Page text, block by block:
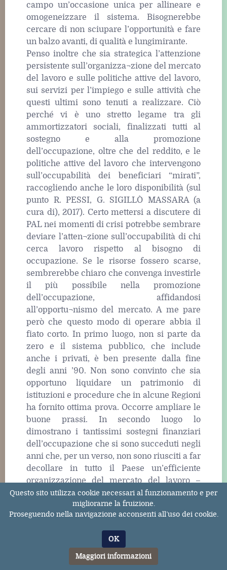
campo un’occasione unica per allineare e
omogeneizzare il sistema. Bisognerebbe
cercare di non sciupare l’opportunità e fare
un balzo avanti, di qualità e lungimirante.
Penso inoltre che sia strategica l’attenzione
persistente sull’organizza¬zione del mercato
del lavoro e sulle politiche attive del lavoro,
sui servizi per l’impiego e sulle attività che
questi ultimi sono tenuti a realizzare. Ciò
perché vi è uno stretto legame tra gli
ammortizzatori sociali, finalizzati tutti al
sostegno e alla promozione
dell’occupazione, oltre che del reddito, e le
politiche attive del lavoro che intervengono
sull’occupabilità dei beneficiari “mirati”,
raccogliendo anche le loro disponibilità (sul
punto R. PESSI, G. SIGILLÒ MASSARA (a
cura di), 2017). Certo mettersi a discutere di
PAL nei momenti di crisi potrebbe sembrare
deviare l’atten¬zione sull’occupabilità di chi
cerca lavoro rispetto al bisogno di
occupazione. Se le risorse fossero scarse,
sembrerebbe chiaro che convenga investirle
il più possibile nella promozione
dell’occupazione, affidandosi
all’opportu¬nismo del mercato. A me pare
però che questo modo di operare abbia il
fiato corto. In primo luogo, non si parte da
zero e il sistema pubblico, che include
anche i privati, è ben presente dalla fine
degli anni ’90. Non sono convinto che sia
opportuno liquidare un patrimonio di
istituzioni e procedure che in alcune Regioni
ha fornito ottima prova. Occorre ampliare le
buone prassi. In secondo luogo lo
dimostrano i tantissimi sostegni finanziari
dell’occupazione che si sono succeduti negli
anni che, per un verso, non sono riusciti a far
decollare in tutto il Paese un’efficiente
organizzazione del mercato del lavoro –
però ci sono le Regioni virtuose, non si può
condannare tutta l’organizza¬zione giuridica
– e per l’altro verso si sono occupati di far
crescere l’oc¬cupazione, che si è ampliata
fino a quando i finanziamenti si sono
mantenuti, per poi richiedere sostegni
ulteriori al fine di conservare il livello
Questo sito utilizza cookie necessari al funzionamento e per
migliorarne la fruizione.
Proseguendo nella navigazione acconsenti all’uso dei cookie.
OK
Maggiori informazioni